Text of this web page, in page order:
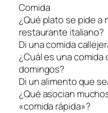
Comida
¿Qué plato se pide a
restaurante italiano?
Di una comida
¿Cuál es una comida
domingos?
Di un alimento que
¿Qué asocian
«comida rápida»?